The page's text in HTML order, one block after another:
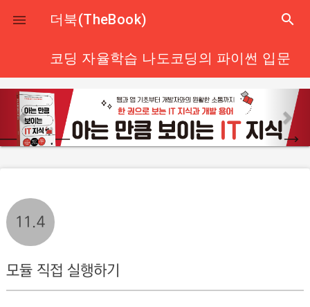
close
 더북(TheBook) search
코딩 자율학습 나도코딩의 파이썬 입문
p
r
e
o
u
e
x
11.4
모듈 직접 실행하기